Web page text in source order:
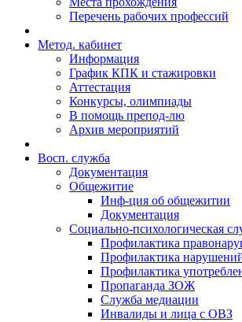
Перечень рабочих профессий
Метод. кабинет
Информация
График КПК и стажировки
Аттестация
Конкурсы, олимпиады
В помощь препод-лю
Архив мероприятий
Восп. cлужба
Документация
Общежитие
Инф-ция об общежитии
Документация
Социально-психологическая
Профилактика
Профилактика
Профилактика
Пропаганда ЗОЖ
Служба медиации
Инвалиды и лица с ОВЗ